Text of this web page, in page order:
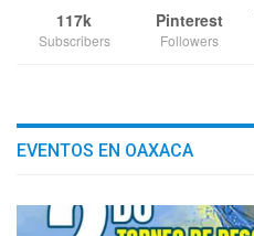
117k
Subscribers
Pinterest
Followers
EVENTOS EN OAXACA